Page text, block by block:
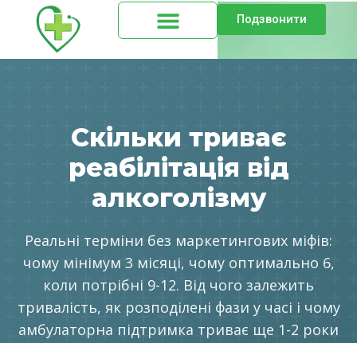
Подзвонити
Скільки триває
реабілітація від
алкоголізму
Реальні терміни без маркетингових міфів:
чому мінімум 3 місяці, чому оптимально 6,
коли потрібні 9-12. Від чого залежить
тривалість, як розподілені фази у часі і чому
амбулаторна підтримка триває ще 1-2 роки